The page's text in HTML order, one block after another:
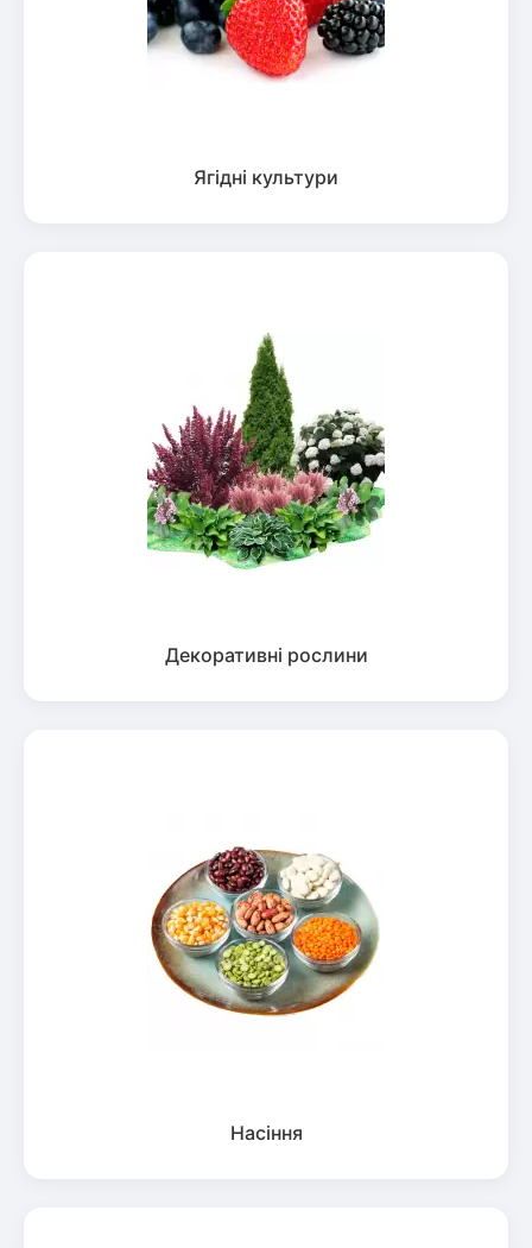
Ягідні культури
Декоративні рослини
Насіння